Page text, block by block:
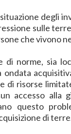
degli
sulle
che vivono
di norme, sia
di risorse
accesso alla
questo
di